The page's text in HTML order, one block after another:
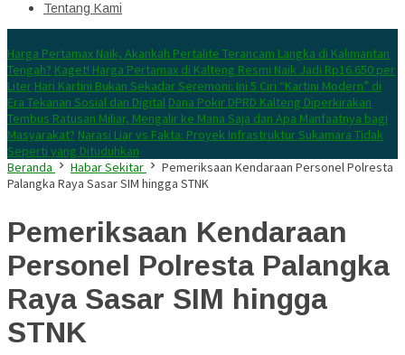
Tentang Kami
Harga Pertamax Naik, Akankah Pertalite Terancam Langka di Kalimantan
Tengah? Kaget! Harga Pertamax di Kalteng Resmi Naik Jadi Rp16.650 per
Liter Hari Kartini Bukan Sekadar Seremoni: Ini 5 Ciri “Kartini Modern” di
Era Tekanan Sosial dan Digital Dana Pokir DPRD Kalteng Diperkirakan
Tembus Ratusan Miliar, Mengalir ke Mana Saja dan Apa Manfaatnya bagi
Masyarakat? Narasi Liar vs Fakta: Proyek Infrastruktur Sukamara Tidak
Seperti yang Dituduhkan
Beranda
Habar Sekitar
Pemeriksaan Kendaraan Personel Polresta
Palangka Raya Sasar SIM hingga STNK
Pemeriksaan Kendaraan
Personel Polresta Palangka
Raya Sasar SIM hingga
STNK